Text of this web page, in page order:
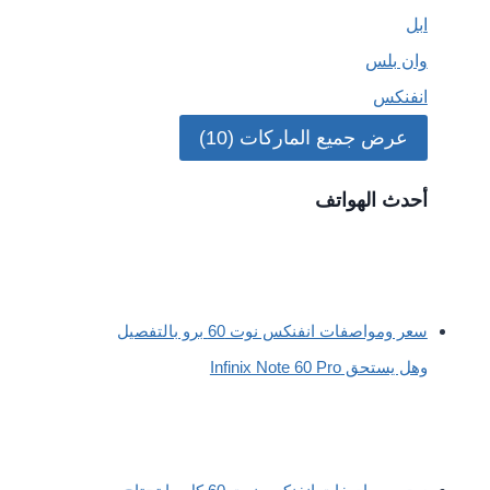
ابل
وان بلس
انفنكس
عرض جميع الماركات (10)
أحدث الهواتف
سعر ومواصفات انفنكس نوت 60 برو بالتفصيل
وهل يستحق Infinix Note 60 Pro